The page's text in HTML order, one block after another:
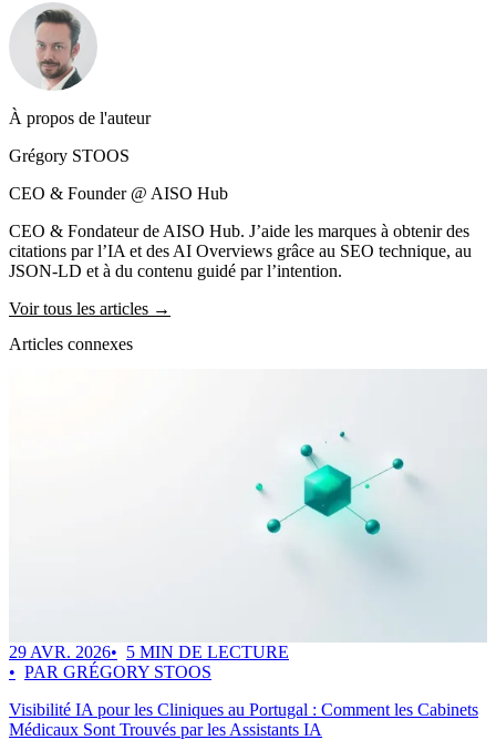
À propos de l'auteur
Grégory STOOS
CEO & Founder @ AISO Hub
CEO & Fondateur de AISO Hub. J’aide les marques à obtenir des
citations par l’IA et des AI Overviews grâce au SEO technique, au
JSON-LD et à du contenu guidé par l’intention.
Voir tous les articles →
Articles connexes
29 AVR. 2026
5 MIN DE LECTURE
PAR GRÉGORY STOOS
Visibilité IA pour les Cliniques au Portugal : Comment les Cabinets
Médicaux Sont Trouvés par les Assistants IA